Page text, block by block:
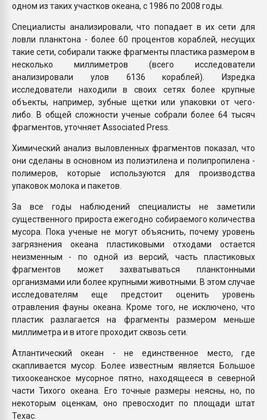
одном из таких участков океана, с 1986 по 2008 годы.
Специалисты анализировали, что попадает в их сети для
ловли планктона - более 60 процентов кораблей, несущих
такие сети, собирали также фрагменты пластика размером в
несколько миллиметров (всего исследователи
анализировали улов 6136 кораблей). Изредка
исследователи находили в своих сетях более крупные
объекты, например, зубные щетки или упаковки от чего-
либо. В общей сложности ученые собрали более 64 тысяч
фрагментов, уточняет Associated Press.
Химический анализ выловленных фрагментов показал, что
они сделаны в основном из полиэтилена и полипропилена -
полимеров, которые используются для производства
упаковок молока и пакетов.
За все годы наблюдений специалисты не заметили
существенного прироста ежегодно собираемого количества
мусора. Пока ученые не могут объяснить, почему уровень
загрязнения океана пластиковыми отходами остается
неизменным - по одной из версий, часть пластиковых
фрагментов может захватываться планктонными
организмами или более крупными животными. В этом случае
исследователям еще предстоит оценить уровень
отравления фауны океана. Кроме того, не исключено, что
пластик разлагается на фрагменты размером меньше
миллиметра и в итоге проходит сквозь сети.
Атлантический океан - не единственное место, где
скапливается мусор. Более известным является Большое
тихоокеанское мусорное пятно, находящееся в северной
части Тихого океана. Его точные размеры неясны, но, по
некоторым оценкам, оно превосходит по площади штат
Техас.